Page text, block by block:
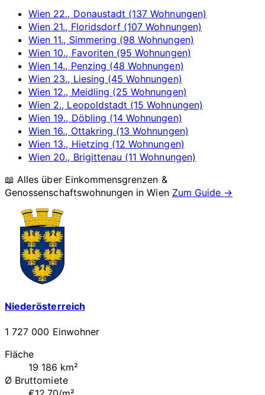
Wien 22., Donaustadt (137 Wohnungen)
Wien 21., Floridsdorf (107 Wohnungen)
Wien 11., Simmering (98 Wohnungen)
Wien 10., Favoriten (95 Wohnungen)
Wien 14., Penzing (48 Wohnungen)
Wien 23., Liesing (45 Wohnungen)
Wien 12., Meidling (25 Wohnungen)
Wien 2., Leopoldstadt (15 Wohnungen)
Wien 19., Döbling (14 Wohnungen)
Wien 16., Ottakring (13 Wohnungen)
Wien 13., Hietzing (12 Wohnungen)
Wien 20., Brigittenau (11 Wohnungen)
📖 Alles über Einkommensgrenzen &
Genossenschaftswohnungen inWien Zum Guide →
Niederösterreich
1 727 000 Einwohner
Fläche
19 186 km²
Ø Bruttomiete